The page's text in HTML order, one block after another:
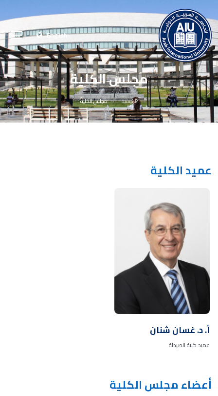
English
مجلس الكلية
الرئيسية مجلس الكلية
عميد الكلية
أ. د. غسان شنان
عميد كلية الصيدلة
أعضاء مجلس الكلية